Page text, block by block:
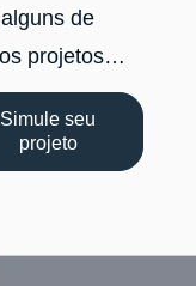
de
projetos…
Simule seu
projeto